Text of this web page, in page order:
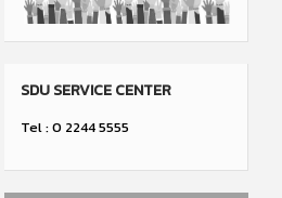
SDU SERVICE CENTER
Tel : 0 2244 5555